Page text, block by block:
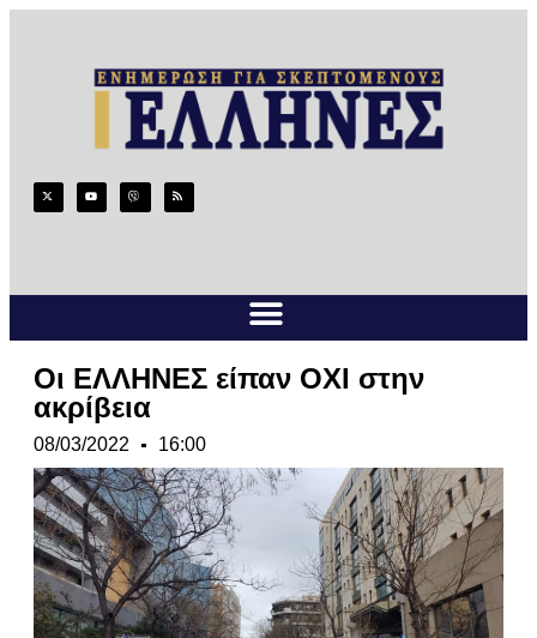
Οι ΕΛΛΗΝΕΣ είπαν ΟΧΙ στην
ακρίβεια
08/03/2022 16:00